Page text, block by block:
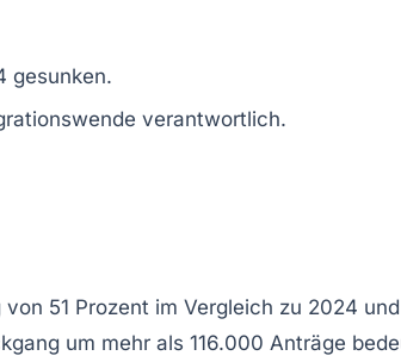
gesunken.
verantwortlich.
von 51 Prozent im Vergleich zu 2024 und
um mehr als 116.000 Anträge